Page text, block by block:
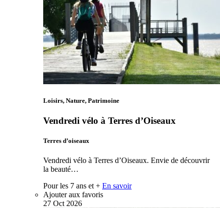
Loisirs, Nature, Patrimoine
Vendredi vélo à Terres d’Oiseaux
Terres d’oiseaux
Vendredi vélo à Terres d’Oiseaux. Envie de découvrir
la beauté…
Pour les 7 ans et + En savoir
Ajouter aux favoris
27 Oct 2026